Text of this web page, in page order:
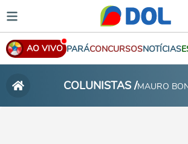
AO VIVO PARÁCONCURSOSNOTÍCIAS
COLUNISTAS /MAURO